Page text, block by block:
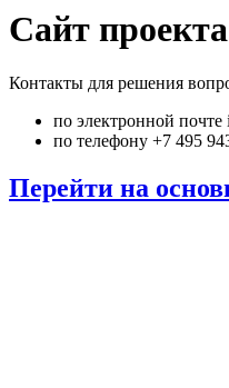
Сайт
Контакты для решения
по электронной почте
по телефону +7 495
Перейти на